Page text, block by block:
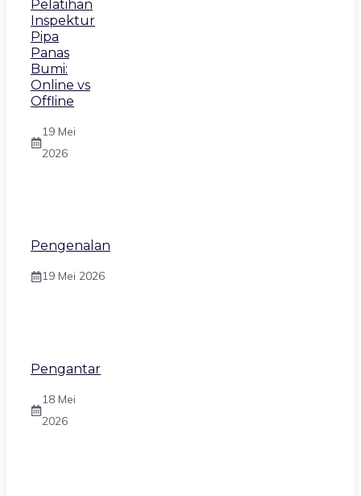
Pelatihan
Inspektur
Pipa
Panas
Bumi:
Online vs
Offline
19 Mei
2026
Pengenalan
19 Mei 2026
Pengantar
18 Mei
2026